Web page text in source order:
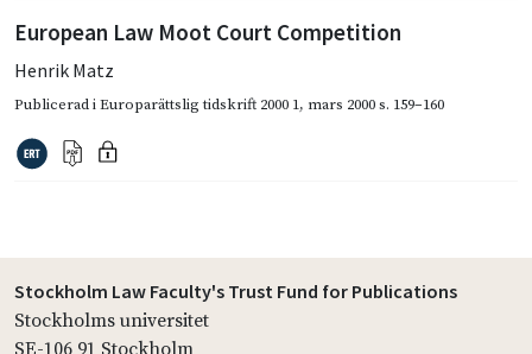
European Law Moot Court Competition
Henrik Matz
Publicerad iEuroparättslig tidskrift 2000 1, mars 2000s. 159–160
Stockholm Law Faculty's Trust Fund for Publications
Stockholms universitet
SE-106 91 Stockholm